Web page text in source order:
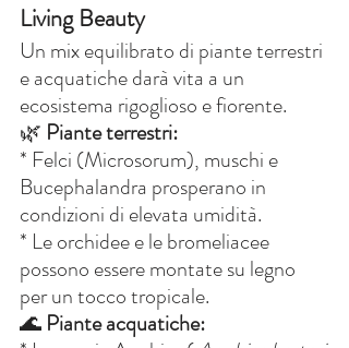
Living Beauty
Un mix equilibrato di piante terrestri
e acquatiche darà vita a un
ecosistema rigoglioso e fiorente.
🌿 Piante terrestri:
* Felci (Microsorum), muschi e
Bucephalandra prosperano in
condizioni di elevata umidità.
* Le orchidee e le bromeliacee
possono essere montate su legno
per un tocco tropicale.
🌊 Piante acquatiche: